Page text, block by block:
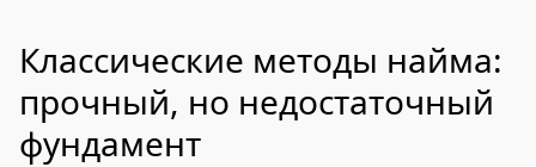
Классические методы найма:
прочный, но недостаточный
фундамент